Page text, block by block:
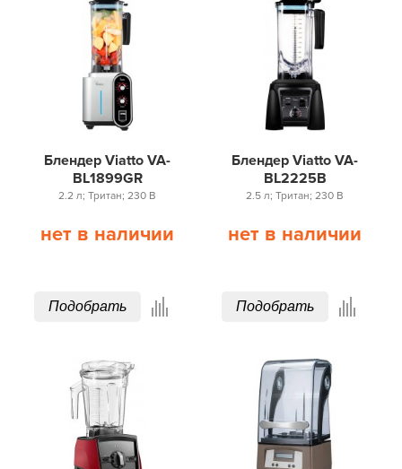
Блендер Viatto VA-
BL1899GR
2.2 л; Тритан; 230 В
нет в наличии
Подобрать
Блендер Viatto VA-
BL2225B
2.5 л; Тритан; 230 В
нет в наличии
Подобрать